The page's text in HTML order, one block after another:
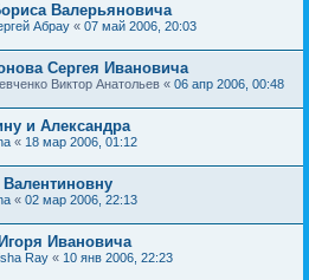
Валерьяновича
Абрау « 07 май 2006, 20:03
Сергея Ивановича
Виктор Анатольев « 06 апр 2006, 00:48
и Александра
« 18 мар 2006, 01:12
« 02 мар 2006, 22:13
Ивановича
Ray « 10 янв 2006, 22:23